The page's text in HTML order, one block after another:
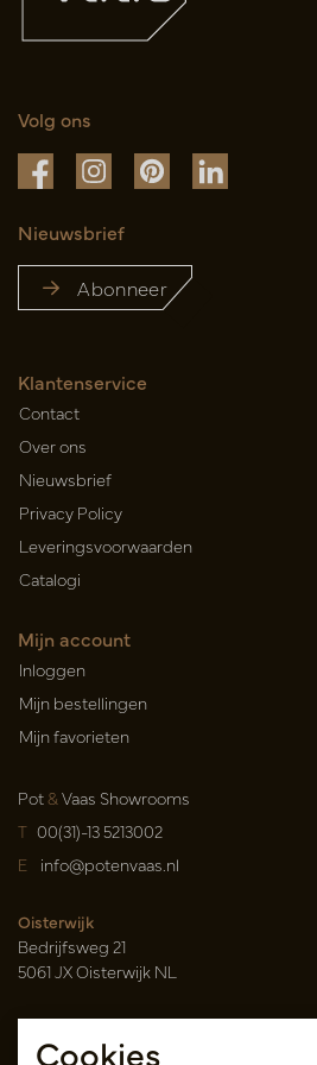
Volg ons
Nieuwsbrief
Abonneer
Klantenservice
Contact
Over ons
Nieuwsbrief
Privacy Policy
Leveringsvoorwaarden
Catalogi
Mijn account
Inloggen
Mijn bestellingen
Mijn favorieten
Pot&Vaas Showrooms
T 00(31)-13 5213002
E info@potenvaas.nl
Oisterwijk
Bedrijfsweg 21
5061 JX Oisterwijk NL
Openingstijden
Maandag t/m vrijdag 09.00-17.00 uur
Cookies